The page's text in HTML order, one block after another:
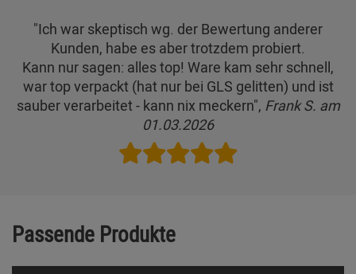
"Ich war skeptisch wg. der Bewertung anderer
Kunden, habe es aber trotzdem probiert.
Kann nur sagen: alles top! Ware kam sehr schnell,
war top verpackt (hat nur bei GLS gelitten) und ist
sauber verarbeitet - kann nix meckern", Frank S. am
01.03.2026
Passende Produkte